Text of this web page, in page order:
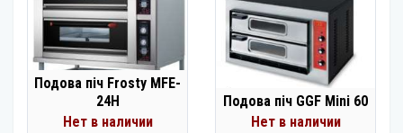
Подова піч Frosty MFE-
24H
Нет в наличии
Подова піч GGF Mini 60
Нет в наличии